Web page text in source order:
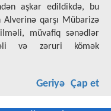
aşkar edildikdə, bu
qarşı Mübarizə
müvafiq sənədlər
və zəruri kömək
Çap et
Geriyə